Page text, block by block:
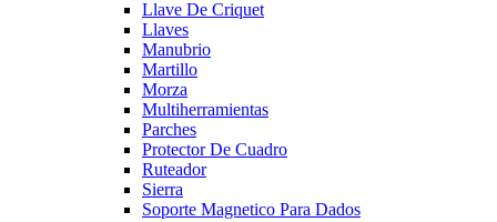
Llave De Criquet
Llaves
Manubrio
Martillo
Morza
Multiherramientas
Parches
Protector De Cuadro
Ruteador
Sierra
Soporte Magnetico Para Dados